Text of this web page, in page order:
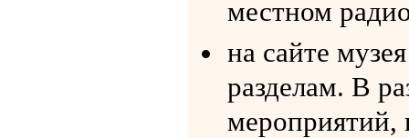
местном
на сайте
разделам. В
мероприятий,